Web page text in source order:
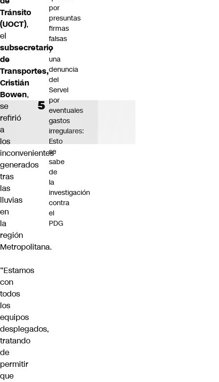
Tránsito
(UOCT),
el
subsecretario
de
Transportes,
Cristián
Bowen,
se
refirió
a
los
inconvenientes
generados
tras
las
lluvias
en
la
región
Metropolitana.
“Estamos
con
todos
los
equipos
desplegados,
tratando
de
permitir
que
por
presuntas
firmas
falsas
y
una
denuncia
del
Servel
por
eventuales
gastos
irregulares:
Esto
se
sabe
de
la
investigación
contra
el
PDG